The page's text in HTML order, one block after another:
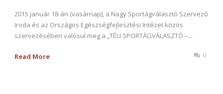
2015 január 18-án (vasárnap), a Nagy Sportágválasztó Szervező
Iroda és az Országos Egészségfejlesztési Intézet közös
szervezésében valósul meg a „TÉLI SPORTÁGVÁLASZTÓ –...
Read More 0